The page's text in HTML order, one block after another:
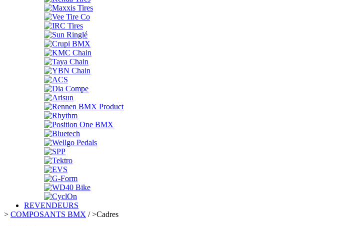
REVENDEURS
> COMPOSANTS BMX />Cadres